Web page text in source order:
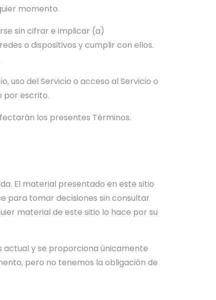
momento.
sin cifrar e implicar (a)
o dispositivos y cumplir con ellos.
uso del Servicio o acceso al Servicio o
por escrito.
los presentes Términos.
El material presentado en este sitio
para tomar decisiones sin consultar
material de este sitio lo hace por su
actual y se proporciona únicamente
pero no tenemos la obligación de